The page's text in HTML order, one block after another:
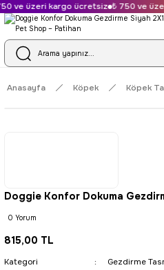
ve üzeri kargo ücretsiz ₺ 750 ve
Anasayfa Köpek Köpek
Doggie Konfor Dokuma
0 Yorum
815,00 TL
Kategori
Gezdirme